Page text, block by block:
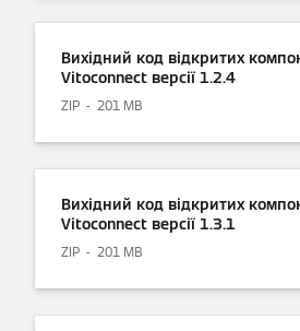
Вихідний код відкритих
Vitoconnect версії 1.2.4
ZIP 201 MB
Вихідний код відкритих
Vitoconnect версії 1.3.1
ZIP 201 MB